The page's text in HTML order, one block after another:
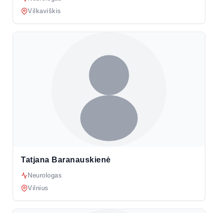
Vilkaviškis
Tatjana Baranauskienė
Neurologas
Vilnius